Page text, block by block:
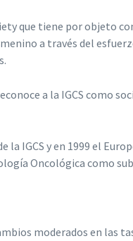
que tiene por objeto
a través del
a la IGCS como
IGCS y en 1999 el
Oncológica como
moderados en las